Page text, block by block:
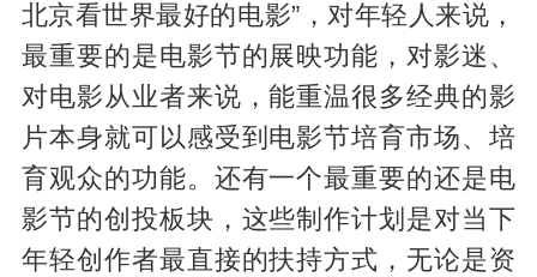
北京看世界最好的电影”，对年轻人来说，
最重要的是电影节的展映功能，对影迷、
对电影从业者来说，能重温很多经典的影
片本身就可以感受到电影节培育市场、培
育观众的功能。还有一个最重要的还是电
影节的创投板块，这些制作计划是对当下
年轻创作者最直接的扶持方式，无论是资